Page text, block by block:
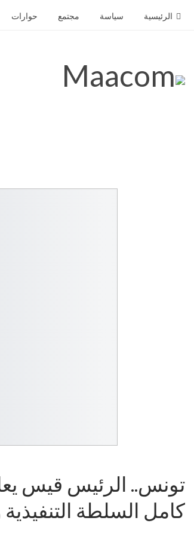
الرئيسية سياسة مجتمع حوارات
تونس.. الرئيس قيس
كامل السلطة التنفيذية